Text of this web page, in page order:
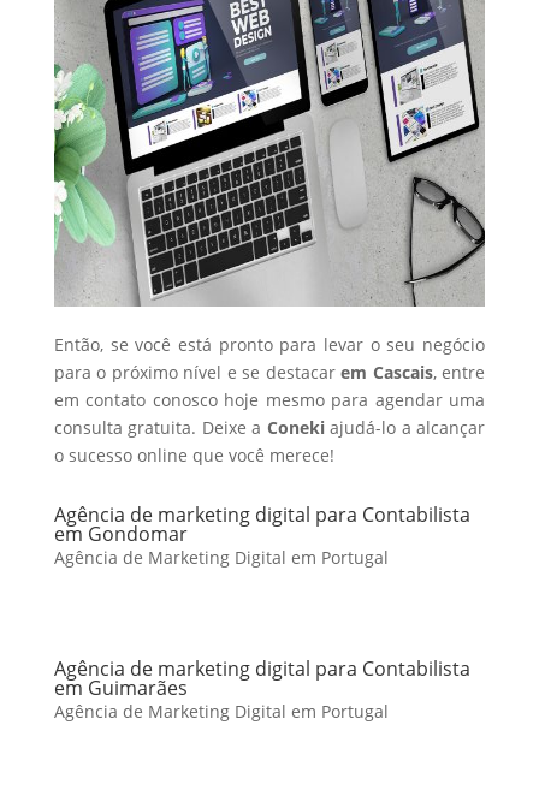
Então, se você está pronto para levar o seu negócio
para o próximo nível e se destacarem Cascais, entre
em contato conosco hoje mesmo para agendar uma
consulta gratuita. Deixe a Conekiajudá-lo a alcançar
o sucesso online que você merece!
Agência de marketing digital para Contabilista
em Gondomar
Agência de Marketing Digital em Portugal
Agência de marketing digital para Contabilista
em Guimarães
Agência de Marketing Digital em Portugal